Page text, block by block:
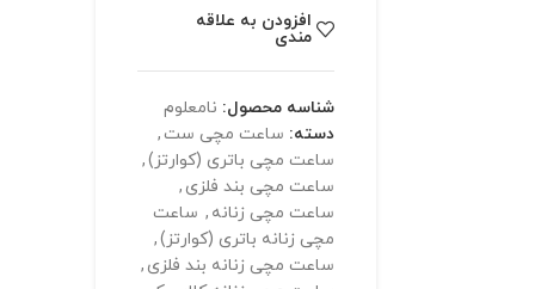
افزودن به علاقه
مندی
شناسه محصول: نامعلوم
دسته: ساعت مچی ست ,
ساعت مچی باتری (کوارتز),
ساعت مچی بند فلزی ,
ساعت مچی زنانه , ساعت
مچی زنانه باتری (کوارتز),
ساعت مچی زنانه بند فلزی ,